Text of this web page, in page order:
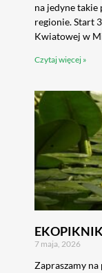
na jedyne
regionie. Start
Kwiatowej w
Czytaj więcej »
7 maja, 2026
Zapraszamy